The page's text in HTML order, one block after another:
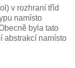
v rozhraní tříd
namísto
byla tato
abstrakcí namísto